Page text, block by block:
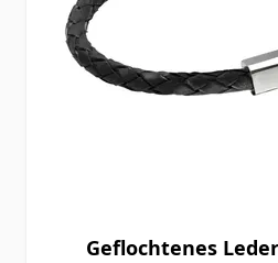
Geflochtenes